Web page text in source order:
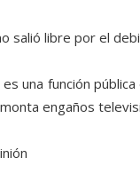
salió libre por el
una función
engaños